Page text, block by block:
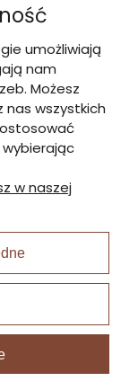
umożliwiają
nam
Możesz
wszystkich
w naszej